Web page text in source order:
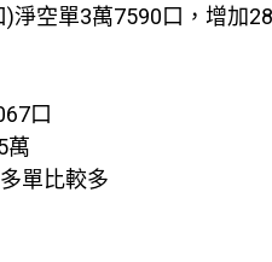
淨空單3萬7590口，增加
口
萬
單比較多